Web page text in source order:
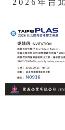
2026年台